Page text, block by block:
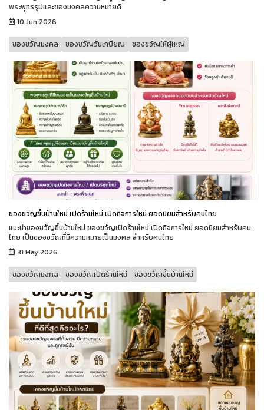
พระพุทธรูปและของมงคลความหมายดี
10 Jun 2026
ของขวัญมงคล ของขวัญวันเกษียณ ของขวัญให้ผู้ใหญ่
ของขวัญขึ้นบ้านใหม่ เปิดร้านใหม่ เปิดกิจการใหม่ ยอดนิยมสำหรับคนไทย
แนะนำของขวัญขึ้นบ้านใหม่ ของขวัญเปิดร้านใหม่ เปิดกิจการใหม่ ยอดนิยมสำหรับคน
ไทย เป็นของขวัญที่มีความหมายเป็นมงคล สำหรับคนไทย
31 May 2026
ของขวัญมงคล ของขวัญเปิดร้านใหม่ ของขวัญขึ้นบ้านใหม่